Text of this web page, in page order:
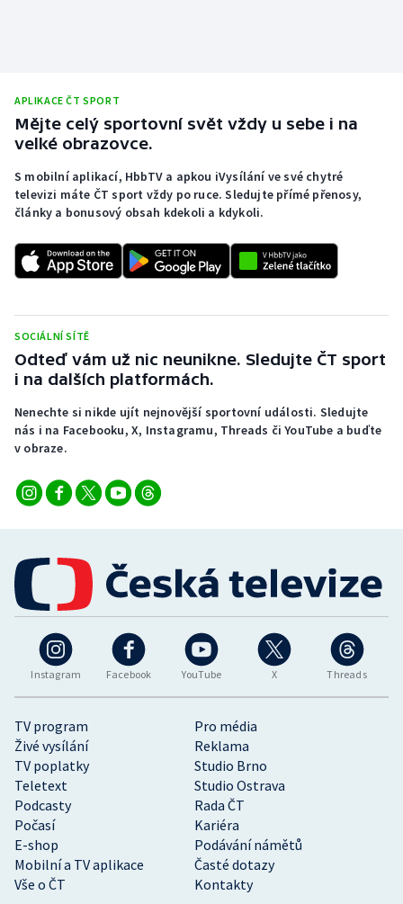
APLIKACE ČT SPORT
Mějte celý sportovní svět vždy u sebe i na
velké obrazovce.
S mobilní aplikací, HbbTV a apkou iVysílání ve své chytré
televizi máte ČT sport vždy po ruce. Sledujte přímé přenosy,
články a bonusový obsah kdekoli a kdykoli.
SOCIÁLNÍ SÍTĚ
Odteď vám už nic neunikne. Sledujte ČT sport
i na dalších platformách.
Nenechte si nikde ujít nejnovější sportovní události. Sledujte
nás i na Facebooku, X, Instagramu, Threads či YouTube a buďte
v obraze.
Instagram Facebook YouTube X Threads
TV program
Pro média
Živé vysílání
Reklama
TV poplatky
Studio Brno
Teletext
Studio Ostrava
Podcasty
Rada ČT
Počasí
Kariéra
E-shop
Podávání námětů
Mobilní a TV aplikace
Časté dotazy
Vše o ČT
Kontakty